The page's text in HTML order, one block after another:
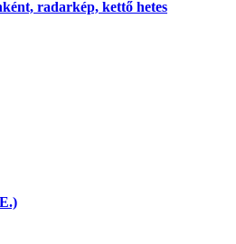
radarkép, kettő hetes